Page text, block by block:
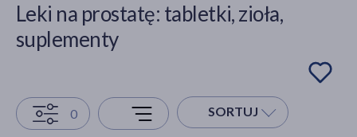
makijażu
Leki na prostatę: tabletki, zioła,
suplementy
0 SORTUJ